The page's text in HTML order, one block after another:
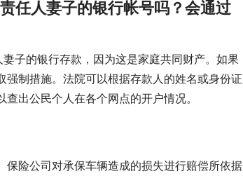
任人妻子的银行帐号吗？会通过
子的银行存款，因为这是家庭共同财产。如果
制措施。法院可以根据存款人的姓名或身份证
出公民个人在各个网点的开户情况。
险公司对承保车辆造成的损失进行赔偿所依据